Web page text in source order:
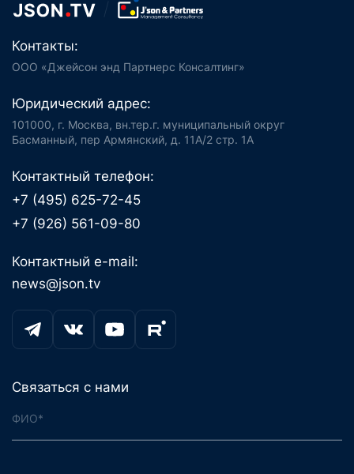
Контакты:
ООО «Джейсон энд Партнерс Консалтинг»
Юридический адрес:
101000, г. Москва, вн.тер.г. муниципальный округ
Басманный, пер Армянский, д. 11А/2 стр. 1А
Контактный телефон:
+7 (495) 625-72-45
+7 (926) 561-09-80
Контактный e-mail:
news@json.tv
Связаться с нами